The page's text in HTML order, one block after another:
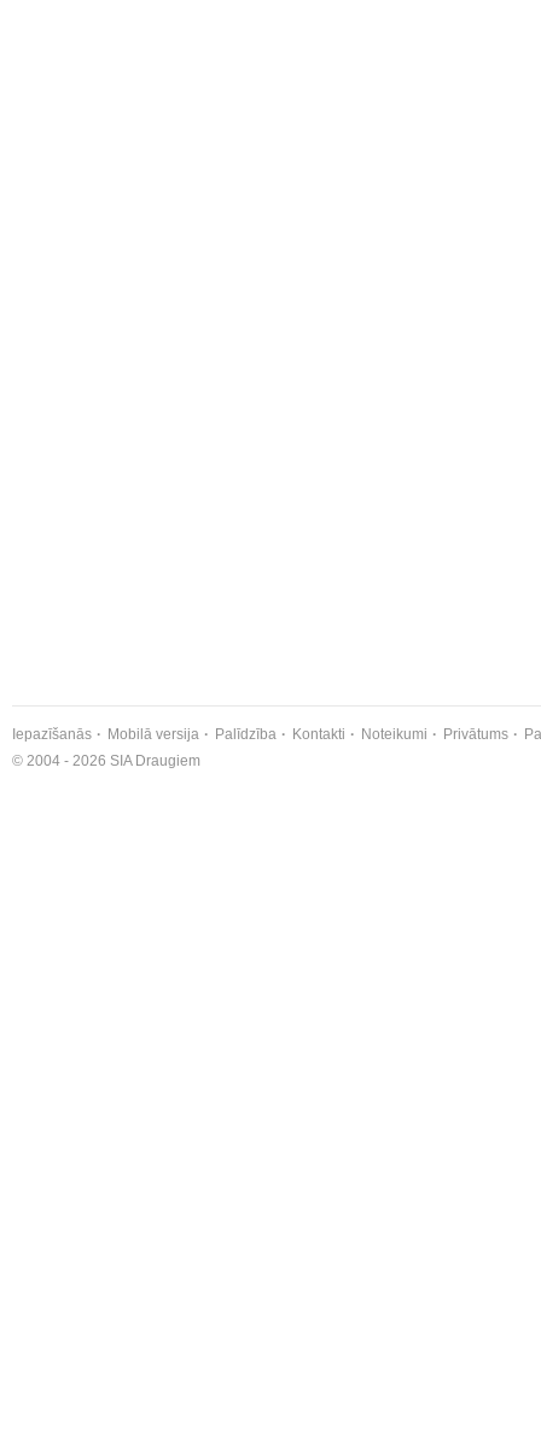
Iepazīšanās Mobilā versija Palīdzība Kontakti Noteikumi Privātums
© 2004 - 2026 SIA Draugiem